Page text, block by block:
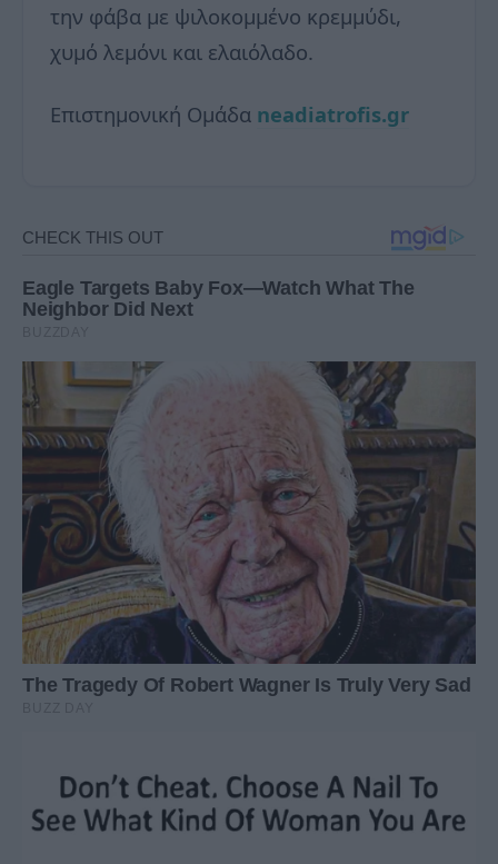
την φάβα με ψιλοκομμένο κρεμμύδι,
χυμό λεμόνι και ελαιόλαδο.
Επιστημονική Ομάδα neadiatrofis.gr